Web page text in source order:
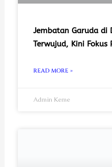
Jembatan Garuda di
Terwujud, Kini Fokus
READ MORE »
Admin Keme